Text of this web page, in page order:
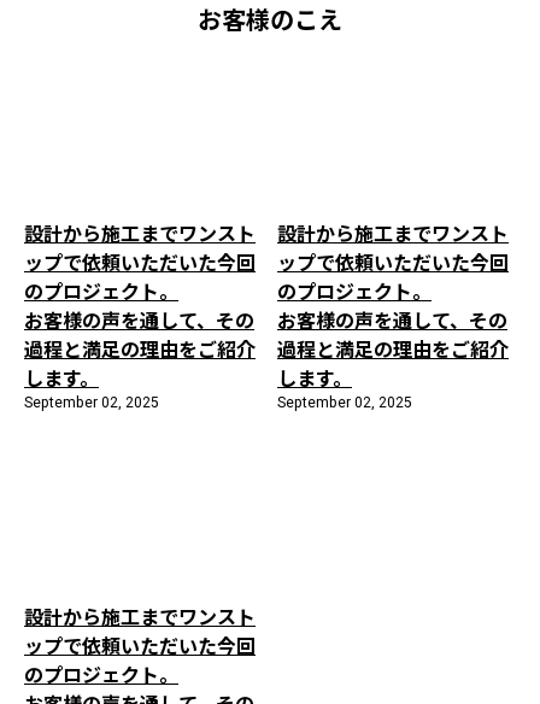
お客様のこえ
設計から施工までワンスト
ップで依頼いただいた今回
のプロジェクト。
お客様の声を通して、その
過程と満足の理由をご紹介
します。
September 02, 2025
設計から施工までワンスト
ップで依頼いただいた今回
のプロジェクト。
お客様の声を通して、その
過程と満足の理由をご紹介
します。
September 02, 2025
設計から施工までワンスト
ップで依頼いただいた今回
のプロジェクト。